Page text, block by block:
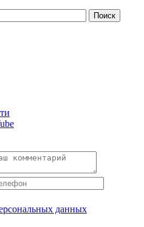
данных